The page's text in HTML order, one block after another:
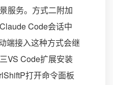
服务。方式二附加
Code会话中
端接入这种方式会继
VS Code扩展安装
打开命令面板